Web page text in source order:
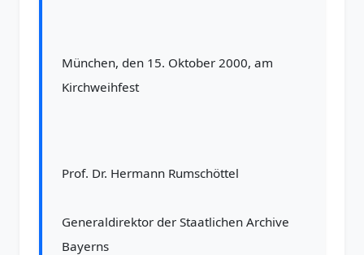
München, den 15. Oktober 2000, am
Kirchweihfest
Prof. Dr. Hermann Rumschöttel
Generaldirektor der Staatlichen Archive
Bayerns